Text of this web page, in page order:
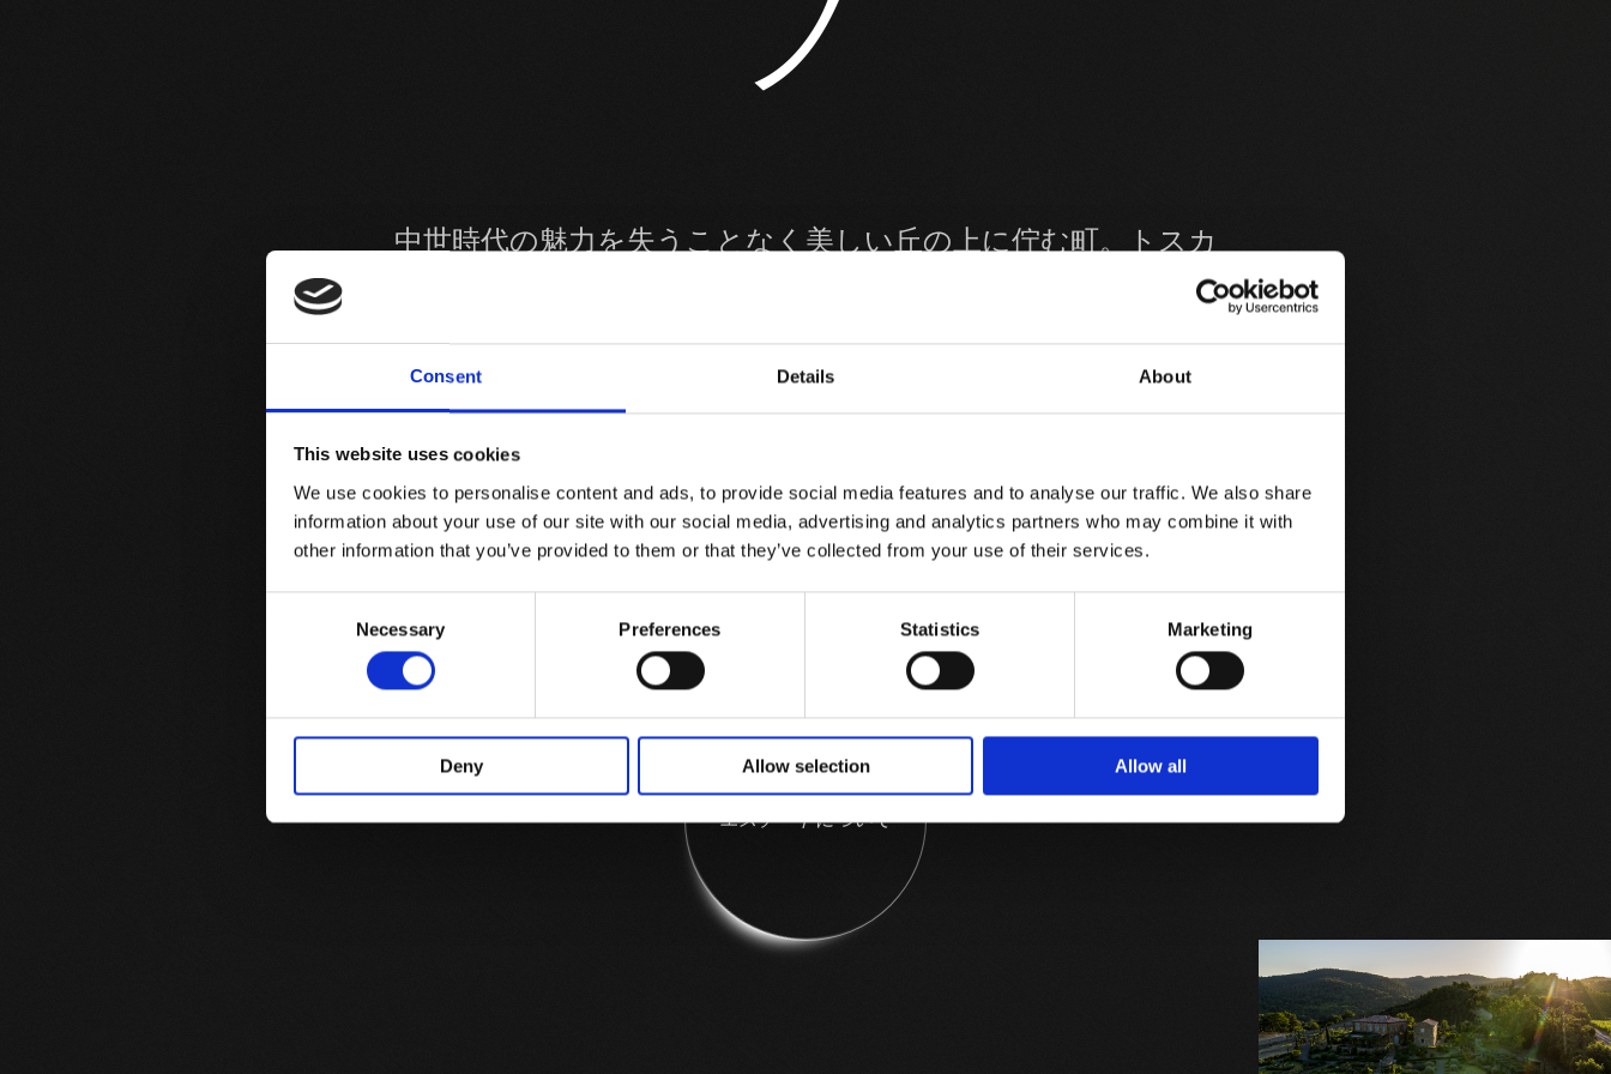
Consent Details About
This website uses cookies
We use cookies to personalise content and ads, to provide social media features and to analyse our traffic. We also share
information about your use of our site with our social media, advertising and analytics partners who may combine it with
other information that you’ve provided to them or that they’ve collected from your use of their services.
Necessary Preferences Statistics Marketing
Deny Allow selection Allow all
ノ
中世時代の魅力を失うことなく美しい丘の上に佇む町。トスカ
術・自然・
文化公園の一部となっています。 緩やかな傾斜をもつモンタ
ブドウ畑が広がります。 ブドウ栽培にとって、類をみないほ
ど素晴らしい微気候が
エステートについて